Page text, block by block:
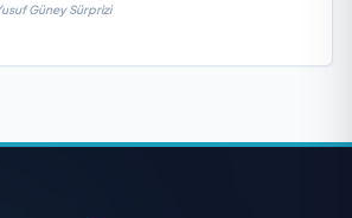
Güney Sürprizi